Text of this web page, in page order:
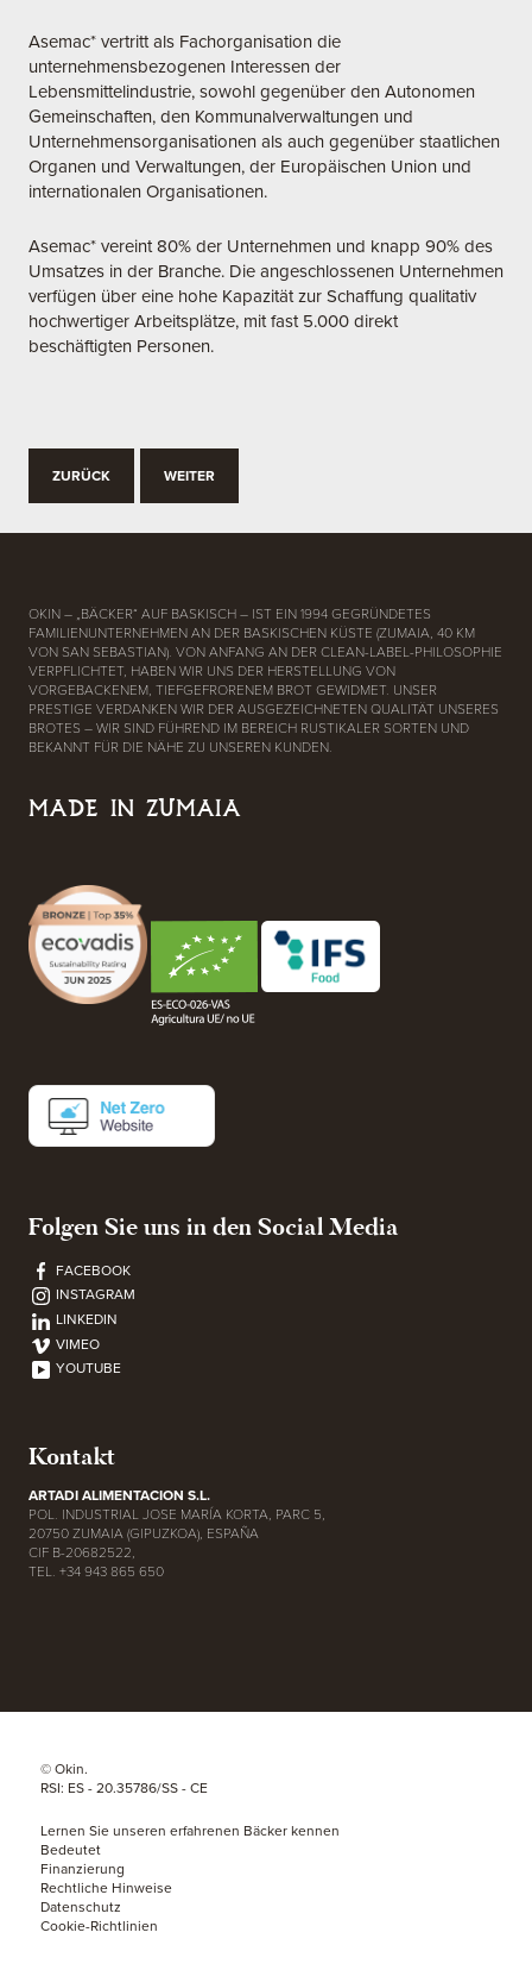
Asemac* vertritt als Fachorganisation die
unternehmensbezogenen Interessen der
Lebensmittelindustrie, sowohl gegenüber den Autonomen
Gemeinschaften, den Kommunalverwaltungen und
Unternehmensorganisationen als auch gegenüber staatlichen
Organen und Verwaltungen, der Europäischen Union und
internationalen Organisationen.
Asemac* vereint 80% der Unternehmen und knapp 90% des
Umsatzes in der Branche. Die angeschlossenen Unternehmen
verfügen über eine hohe Kapazität zur Schaffung qualitativ
hochwertiger Arbeitsplätze, mit fast 5.000 direkt
beschäftigten Personen.
ZURÜCK WEITER
OKIN – „BÄCKER“ AUF BASKISCH – IST EIN 1994 GEGRÜNDETES
FAMILIENUNTERNEHMEN AN DER BASKISCHEN KÜSTE (ZUMAIA, 40 KM
VON SAN SEBASTIAN). VON ANFANG AN DER CLEAN-LABEL-PHILOSOPHIE
VERPFLICHTET, HABEN WIR UNS DER HERSTELLUNG VON
VORGEBACKENEM, TIEFGEFRORENEM BROT GEWIDMET. UNSER
PRESTIGE VERDANKEN WIR DER AUSGEZEICHNETEN QUALITÄT UNSERES
BROTES – WIR SIND FÜHREND IM BEREICH RUSTIKALER SORTEN UND
BEKANNT FÜR DIE NÄHE ZU UNSEREN KUNDEN.
MADE IN ZUMAIA
Folgen Sie uns in den Social Media
FACEBOOK
INSTAGRAM
LINKEDIN
VIMEO
YOUTUBE
Kontakt
ARTADI ALIMENTACION S.L.
POL. INDUSTRIAL JOSE MARÍA KORTA, PARC 5,
20750 ZUMAIA (GIPUZKOA), ESPAÑA
CIF B-20682522,
TEL. +34 943 865 650
© Okin.
RSI: ES - 20.35786/SS - CE
Lernen Sie unseren erfahrenen Bäcker kennen
Bedeutet
Finanzierung
Rechtliche Hinweise
Datenschutz
Cookie-Richtlinien